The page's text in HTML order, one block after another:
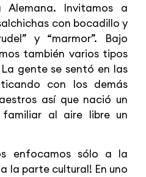
Invitamos a
con bocadillo y
y “marmor”. Bajo
también varios tipos
gente se sentó en las
con los demás
así que nació un
familiar al aire libre un
enfocamos sólo a la
la parte cultural! En uno